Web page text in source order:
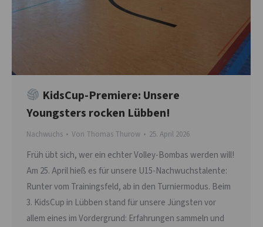
KidsCup-Premiere: Unsere
Youngsters rocken Lübben!
Nachwuchs Von Thomas Thurow 25. April 2026
Früh übt sich, wer ein echter Volley-Bombas werden will!
Am 25. April hieß es für unsere U15-Nachwuchstalente:
Runter vom Trainingsfeld, ab in den Turniermodus. Beim
3. KidsCup in Lübben stand für unsere Jüngsten vor
allem eines im Vordergrund: Erfahrungen sammeln und